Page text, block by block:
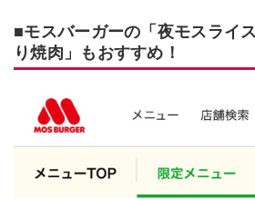
■モスバーガーの「夜モスライ
り焼肉」もおすすめ！